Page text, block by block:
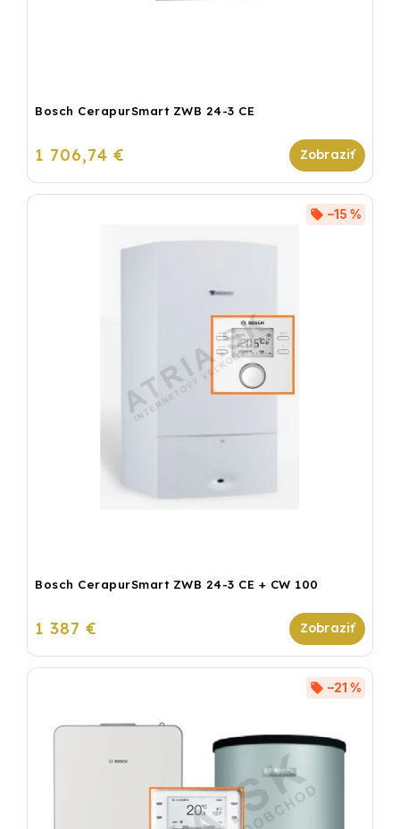
Bosch CerapurSmart ZWB 24-3 CE
1 706,74 €
Bosch CerapurSmart ZWB 24-3 CE + CW 100
–15 %
1 387 €
–21 %